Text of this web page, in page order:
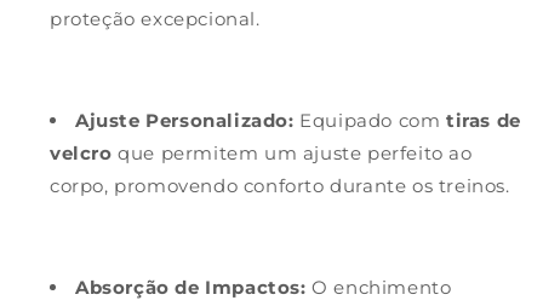
proteção excepcional.
Ajuste Personalizado: Equipado comtiras de
velcro que permitem um ajuste perfeito ao
corpo, promovendo conforto durante os treinos.
Absorção de Impactos: O enchimento